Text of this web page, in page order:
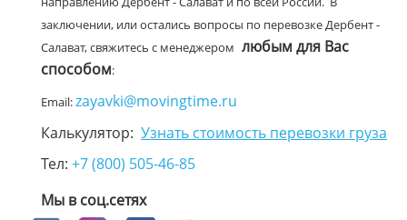
заключении, или остались вопросы по перевозке Дербент -
Салават, свяжитесь с менеджером любым для Вас
способом:
Email:zayavki@movingtime.ru
Калькулятор: Узнать стоимость перевозки груза
Тел: +7 (800) 505-46-85
Мы в соц.сетях